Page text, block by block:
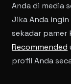
Anda di media
Jika Anda
sekadar pamer
Recommended
profil Anda